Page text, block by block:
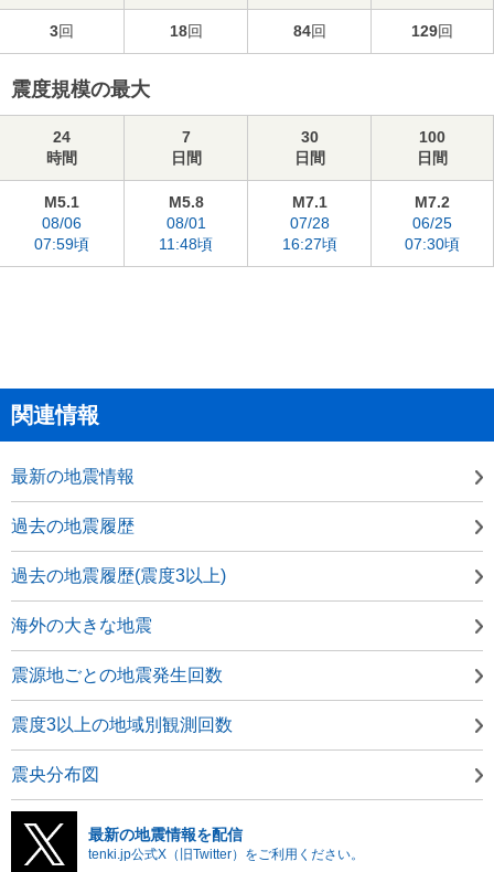
3回 18回 84回 129回
震度規模の最大
24
時間
7
日間
30
日間
100
日間
M5.1
08/06
07:59頃
M5.8
08/01
11:48頃
M7.1
07/28
16:27頃
M7.2
06/25
07:30頃
関連情報
最新の地震情報
過去の地震履歴
過去の地震履歴(震度3以上)
海外の大きな地震
震源地ごとの地震発生回数
震度3以上の地域別観測回数
震央分布図
最新の地震情報を配信
tenki.jp公式X（旧Twitter）をご利用ください。